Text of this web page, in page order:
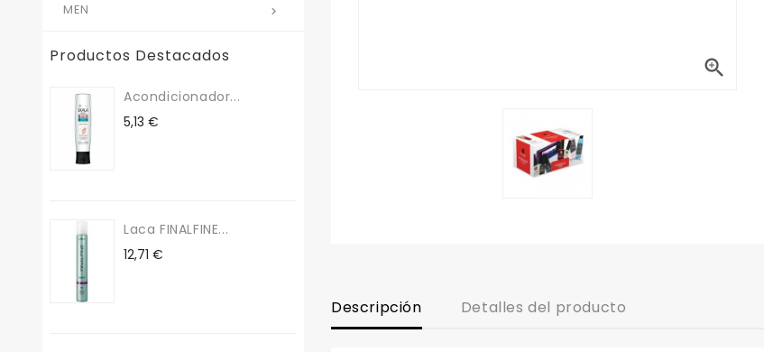

MEN
Productos Destacados
Acondicionador...
Precio
5,13 €
Laca FINALFINE...
Precio
12,71 €

Descripción Detalles del producto